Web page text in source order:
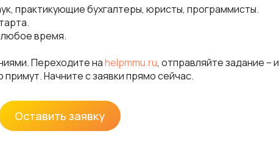
практикующие бухгалтеры, юристы, программисты.
любое время.
Переходите наhelpmmu.ru, отправляйте задание – и
Начните с заявки прямо сейчас.
Оставить заявку